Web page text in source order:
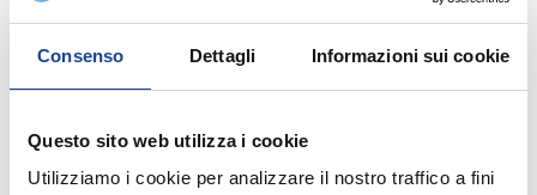
Consenso Dettagli Informazioni sui cookie
Questo sito web utilizza i cookie
Utilizziamo i cookie per analizzare il nostro traffico a fini
testamento biologico, legge n.
Pomeriggio di Studio